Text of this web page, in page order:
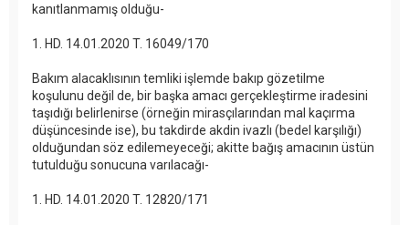
kanıtlanmamış olduğu-
1. HD. 14.01.2020 T. 16049/170
Bakım alacaklısının temliki işlemde bakıp gözetilme
koşulunu değil de, bir başka amacı gerçekleştirme iradesini
taşıdığı belirlenirse (örneğin mirasçılarından mal kaçırma
düşüncesinde ise), bu takdirde akdin ivazlı (bedel karşılığı)
olduğundan söz edilemeyeceği; akitte bağış amacının üstün
tutulduğu sonucuna varılacağı-
1. HD. 14.01.2020 T. 12820/171